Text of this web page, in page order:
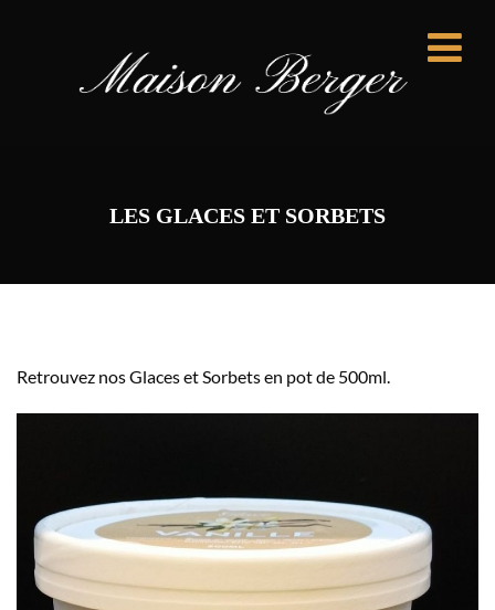
LES GLACES ET SORBETS
Retrouvez nos Glaces et Sorbets en pot de 500ml.